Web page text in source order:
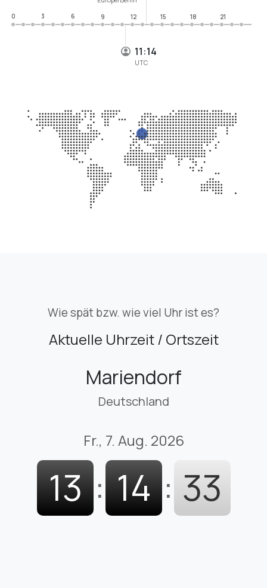
11:14
UTC
0
3 6 9 12 15 18 21
Wie spät bzw. wie viel Uhr ist es?
Aktuelle Uhrzeit / Ortszeit
Mariendorf
Deutschland
Fr., 7. Aug. 2026
13 : 14 : 34